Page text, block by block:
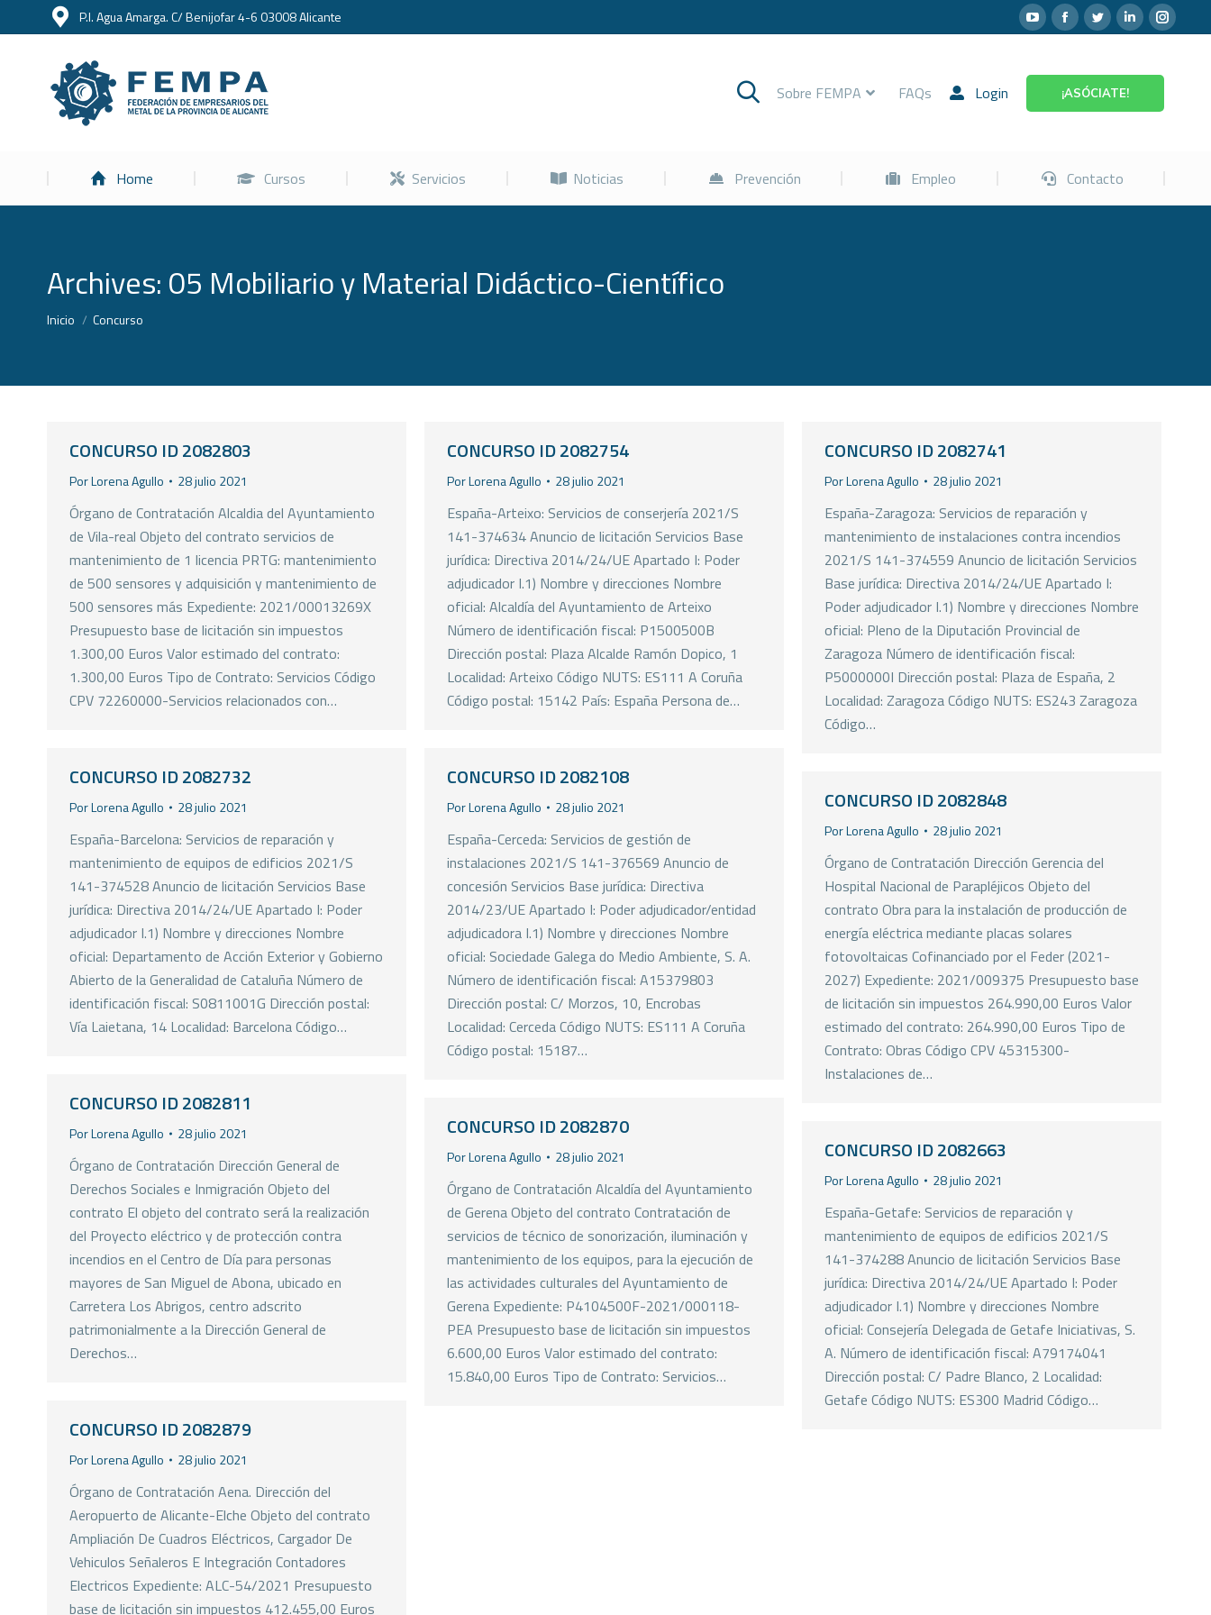
P.I. Agua Amarga. C/ Benijofar 4-6 03008 Alicante
Sobre FEMPA FAQs Login ¡ASÓCIATE!
Home Cursos Servicios Noticias Prevención Empleo Contacto
Archives:05 Mobiliario y Material Didáctico-Científico
Estás aquí:
Inicio Concurso
CONCURSO ID 2082803
PorLorena Agullo 28 julio 2021
Órgano de Contratación Alcaldia del Ayuntamiento
de Vila-real Objeto del contrato servicios de
mantenimiento de 1 licencia PRTG: mantenimiento
de 500 sensores y adquisición y mantenimiento de
500 sensores más Expediente: 2021/00013269X
Presupuesto base de licitación sin impuestos
1.300,00 Euros Valor estimado del contrato:
1.300,00 Euros Tipo de Contrato: Servicios Código
CPV 72260000-Servicios relacionados con…
CONCURSO ID 2082754
PorLorena Agullo 28 julio 2021
España-Arteixo: Servicios de conserjería 2021/S
141-374634 Anuncio de licitación Servicios Base
jurídica: Directiva 2014/24/UE Apartado I: Poder
adjudicador I.1) Nombre y direcciones Nombre
oficial: Alcaldía del Ayuntamiento de Arteixo
Número de identificación fiscal: P1500500B
Dirección postal: Plaza Alcalde Ramón Dopico, 1
Localidad: Arteixo Código NUTS: ES111 A Coruña
Código postal: 15142 País: España Persona de…
CONCURSO ID 2082741
PorLorena Agullo 28 julio 2021
España-Zaragoza: Servicios de reparación y
mantenimiento de instalaciones contra incendios
2021/S 141-374559 Anuncio de licitación Servicios
Base jurídica: Directiva 2014/24/UE Apartado I:
Poder adjudicador I.1) Nombre y direcciones Nombre
oficial: Pleno de la Diputación Provincial de
Zaragoza Número de identificación fiscal:
P5000000I Dirección postal: Plaza de España, 2
Localidad: Zaragoza Código NUTS: ES243 Zaragoza
Código…
CONCURSO ID 2082732
PorLorena Agullo 28 julio 2021
España-Barcelona: Servicios de reparación y
mantenimiento de equipos de edificios 2021/S
141-374528 Anuncio de licitación Servicios Base
jurídica: Directiva 2014/24/UE Apartado I: Poder
adjudicador I.1) Nombre y direcciones Nombre
oficial: Departamento de Acción Exterior y Gobierno
Abierto de la Generalidad de Cataluña Número de
identificación fiscal: S0811001G Dirección postal:
Vía Laietana, 14 Localidad: Barcelona Código…
CONCURSO ID 2082108
PorLorena Agullo 28 julio 2021
España-Cerceda: Servicios de gestión de
instalaciones 2021/S 141-376569 Anuncio de
concesión Servicios Base jurídica: Directiva
2014/23/UE Apartado I: Poder adjudicador/entidad
adjudicadora I.1) Nombre y direcciones Nombre
oficial: Sociedade Galega do Medio Ambiente, S. A.
Número de identificación fiscal: A15379803
Dirección postal: C/ Morzos, 10, Encrobas
Localidad: Cerceda Código NUTS: ES111 A Coruña
Código postal: 15187…
CONCURSO ID 2082848
PorLorena Agullo 28 julio 2021
Órgano de Contratación Dirección Gerencia del
Hospital Nacional de Parapléjicos Objeto del
contrato Obra para la instalación de producción de
energía eléctrica mediante placas solares
fotovoltaicas Cofinanciado por el Feder (2021-
2027) Expediente: 2021/009375 Presupuesto base
de licitación sin impuestos 264.990,00 Euros Valor
estimado del contrato: 264.990,00 Euros Tipo de
Contrato: Obras Código CPV 45315300-
Instalaciones de…
CONCURSO ID 2082811
PorLorena Agullo 28 julio 2021
Órgano de Contratación Dirección General de
Derechos Sociales e Inmigración Objeto del
contrato El objeto del contrato será la realización
del Proyecto eléctrico y de protección contra
incendios en el Centro de Día para personas
mayores de San Miguel de Abona, ubicado en
Carretera Los Abrigos, centro adscrito
patrimonialmente a la Dirección General de
Derechos…
CONCURSO ID 2082870
PorLorena Agullo 28 julio 2021
Órgano de Contratación Alcaldía del Ayuntamiento
de Gerena Objeto del contrato Contratación de
servicios de técnico de sonorización, iluminación y
mantenimiento de los equipos, para la ejecución de
las actividades culturales del Ayuntamiento de
Gerena Expediente: P4104500F-2021/000118-
PEA Presupuesto base de licitación sin impuestos
6.600,00 Euros Valor estimado del contrato:
15.840,00 Euros Tipo de Contrato: Servicios…
CONCURSO ID 2082663
PorLorena Agullo 28 julio 2021
España-Getafe: Servicios de reparación y
mantenimiento de equipos de edificios 2021/S
141-374288 Anuncio de licitación Servicios Base
jurídica: Directiva 2014/24/UE Apartado I: Poder
adjudicador I.1) Nombre y direcciones Nombre
oficial: Consejería Delegada de Getafe Iniciativas, S.
A. Número de identificación fiscal: A79174041
Dirección postal: C/ Padre Blanco, 2 Localidad:
Getafe Código NUTS: ES300 Madrid Código…
CONCURSO ID 2082879
PorLorena Agullo 28 julio 2021
Órgano de Contratación Aena. Dirección del
Aeropuerto de Alicante-Elche Objeto del contrato
Ampliación De Cuadros Eléctricos, Cargador De
Vehiculos Señaleros E Integración Contadores
Electricos Expediente: ALC-54/2021 Presupuesto
base de licitación sin impuestos 412.455,00 Euros
Home Cursos Servicios Noticias Prevención Empleo Contacto